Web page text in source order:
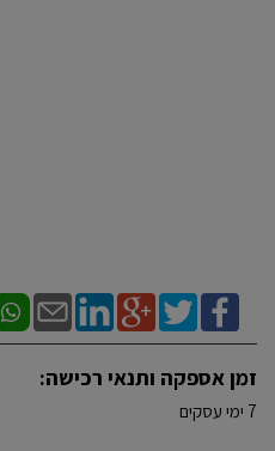
זמן אספקה ותנאי רכישה:
7 ימי עסקים